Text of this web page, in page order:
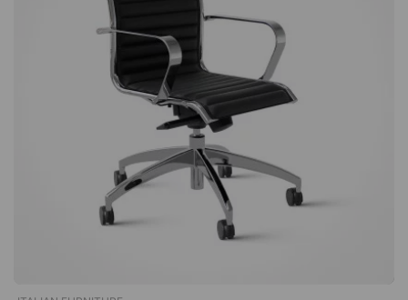
-palkinnolla.Airy on ergonominen työtuoli, jossa istuin ja
selkänoja ovat ilmavaa verkkoa. Tuolissa on säädettävät
käsinojat ja lukittava kallistustoiminto, jonka avulla voit nojata
rennosti taaksepäin. Säädettävä istuinkorkeus. Säädettävät
käsinojat (korkeus, syvyys, kulma). Lukittava
kallistusmekanismi. Istuin ja selkänoja ilmavaa verkkoa.